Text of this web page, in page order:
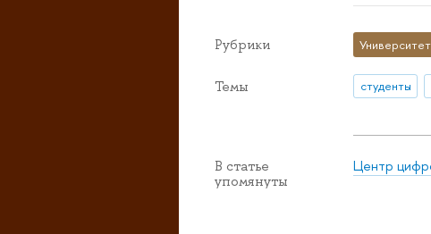
Рубрики
Темы студенты
В статье
упомянуты
Центр